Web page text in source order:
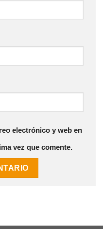
electrónico y web en
vez que comente.